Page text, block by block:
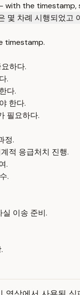
the timestamp,
몇 차례 시행되었고
timestamp.
하다.
.
다.
한다.
필요하다.
정.
적 응급처치 진행.
.
.
이송 준비.